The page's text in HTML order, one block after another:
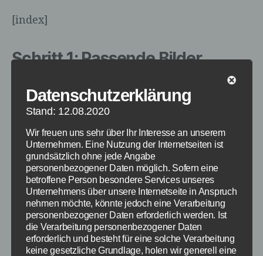
[index]
Schritt 1: Passende Bilder
Als erstes musst du natürlich erstmal passende
Dabei solltest du versuchen die Kamera immer
auf der gleichen Ebene zu halten. Weiterhin ist
es wichtig, dass benachbarte Bilder sich
mindestens 20 bis 30 Prozent überschneiden.
Außerdem sollte in diesem Bereich kein
bewegtes Objekt sein, ansonsten können hier
Teilfragmente entstehen. Diese müssten sind
sehr aufwendig entfernt werden.
Datenschutzerklärung
Stand: 12.08.2020
Wir freuen uns sehr über Ihr Interesse an unserem
Unternehmen. Eine Nutzung der Internetseiten ist
grundsätzlich ohne jede Angabe
personenbezogener Daten möglich. Sofern eine
betroffene Person besondere Services unseres
Unternehmens über unsere Internetseite in Anspruch
nehmen möchte, könnte jedoch eine Verarbeitung
personenbezogener Daten erforderlich werden. Ist
die Verarbeitung personenbezogener Daten
erforderlich und besteht für eine solche Verarbeitung
keine gesetzliche Grundlage, holen wir generell eine